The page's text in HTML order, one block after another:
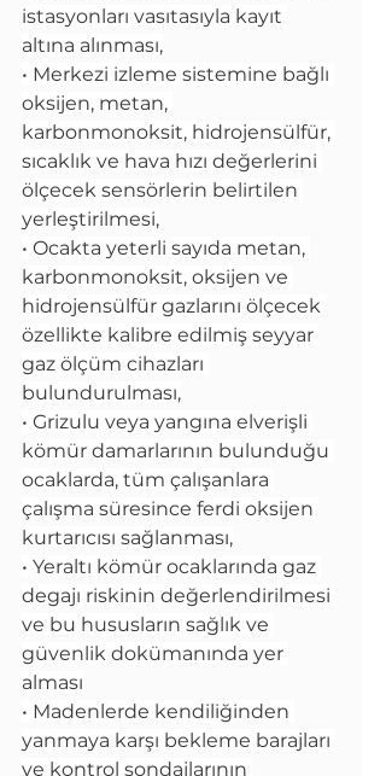
istasyonları vasıtasıyla kayıt
altına alınması,
• Merkezi izleme sistemine bağlı
oksijen, metan,
karbonmonoksit, hidrojensülfür,
sıcaklık ve hava hızı değerlerini
ölçecek sensörlerin belirtilen
yerleştirilmesi,
• Ocakta yeterli sayıda metan,
karbonmonoksit, oksijen ve
hidrojensülfür gazlarını ölçecek
özellikte kalibre edilmiş seyyar
gaz ölçüm cihazları
bulundurulması,
• Grizulu veya yangına elverişli
kömür damarlarının bulunduğu
ocaklarda, tüm çalışanlara
çalışma süresince ferdi oksijen
kurtarıcısı sağlanması,
• Yeraltı kömür ocaklarında gaz
degajı riskinin değerlendirilmesi
ve bu hususların sağlık ve
güvenlik dokümanında yer
alması
• Madenlerde kendiliğinden
yanmaya karşı bekleme barajları
ve kontrol sondajlarının